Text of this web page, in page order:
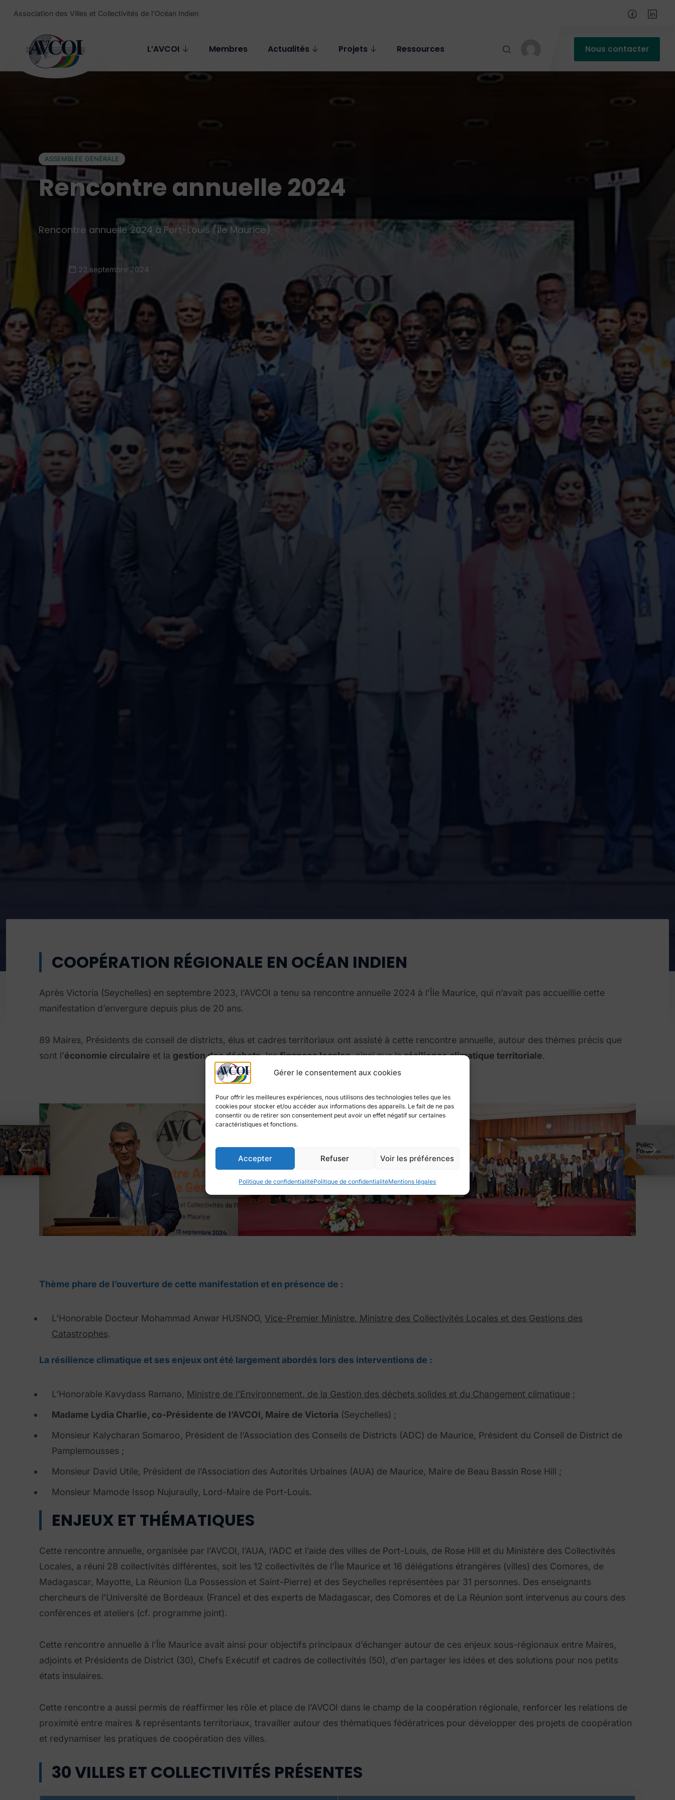
Gérer le consentement aux cookies
Pour offrir les meilleures expériences, nous utilisons des technologies telles que les
cookies pour stocker et/ou accéder aux informations des appareils. Le fait de ne pas
consentir ou de retirer son consentement peut avoir un effet négatif sur certaines
caractéristiques et fonctions.
Accepter Refuser Voir les préférences
Politique de confidentialitéPolitique de confidentialitéMentions légales
Association des Villes et Collectivités de l'Océan Indien
L’AVCOI Membres Actualités Projets Ressources Nous contacter
ASSEMBLÉE GÉNÉRALE
Rencontre annuelle 2024
Rencontre annuelle 2024 à Port-Louis (Île Maurice)
23 septembre 2024
COOPÉRATION RÉGIONALE EN OCÉAN INDIEN
Après Victoria (Seychelles) en septembre 2023, l’AVCOI a tenu sa rencontre annuelle 2024 à l’Île Maurice, qui n’avait pas accueillie cette
manifestation d’envergure depuis plus de 20 ans.
89 Maires, Présidents de conseil de districts, élus et cadres territoriaux ont assisté à cette rencontre annuelle, autour des thèmes précis que
sont l’économie circulaire et la gestion des déchets, lesfinances locales, ainsi que larésilience climatique territoriale.
Thème phare de l’ouverture de cette manifestation et en présence de :
L’Honorable Docteur Mohammad Anwar HUSNOO, Vice-Premier Ministre, Ministre des Collectivités Locales et des Gestions des
Catastrophes.
La résilience climatique et ses enjeux ont été largement abordés lors des interventions de :
L’Honorable Kavydass Ramano, Ministre de l’Environnement, de la Gestion des déchets solides et du Changement climatique ;
Madame Lydia Charlie, co-Présidente de l’AVCOI, Maire de Victoria (Seychelles) ;
Monsieur Kalycharan Somaroo, Président de l’Association des Conseils de Districts (ADC) de Maurice, Président du Conseil de District de
Pamplemousses ;
Monsieur David Utile, Président de l’Association des Autorités Urbaines (AUA) de Maurice, Maire de Beau Bassin Rose Hill ;
Monsieur Mamode Issop Nujuraully, Lord-Maire de Port-Louis.
ENJEUX ET THÉMATIQUES
Cette rencontre annuelle, organisée par l’AVCOI, l’AUA, l’ADC et l’aide des villes de Port-Louis, de Rose Hill et du Ministère des Collectivités
Locales, a réuni 28 collectivités différentes, soit les 12 collectivités de l’Île Maurice et 16 délégations étrangères (villes) des Comores, de
Madagascar, Mayotte, La Réunion (La Possession et Saint-Pierre) et des Seychelles représentées par 31 personnes. Des enseignants
chercheurs de l’Université de Bordeaux (France) et des experts de Madagascar, des Comores et de La Réunion sont intervenus au cours des
conférences et ateliers (cf. programme joint).
Cette rencontre annuelle à l’Île Maurice avait ainsi pour objectifs principaux d’échanger autour de ces enjeux sous-régionaux entre Maires,
adjoints et Présidents de District (30), Chefs Exécutif et cadres de collectivités (50), d’en partager les idées et des solutions pour nos petits
états insulaires.
Cette rencontre a aussi permis de réaffirmer les rôle et place de l’AVCOI dans le champ de la coopération régionale, renforcer les relations de
proximité entre maires & représentants territoriaux, travailler autour des thématiques fédératrices pour développer des projets de coopération
et redynamiser les pratiques de coopération des villes.
30 VILLES ET COLLECTIVITÉS PRÉSENTES